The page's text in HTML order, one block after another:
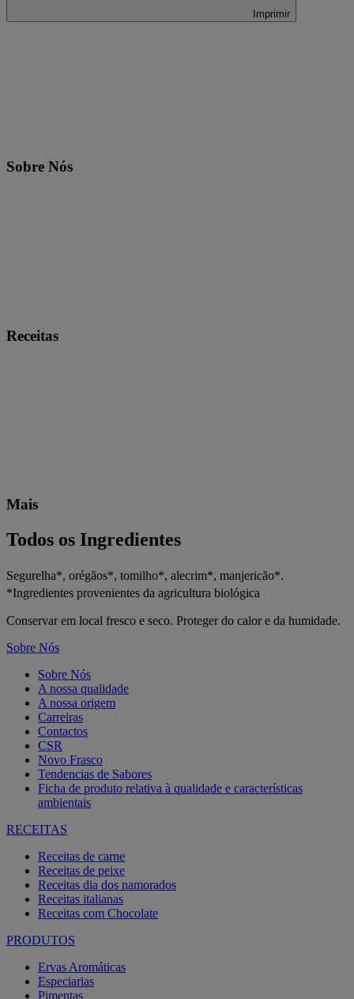
Imprimir
Sobre Nós
Receitas
Mais
Todos os Ingredientes
Segurelha*, orégãos*, tomilho*, alecrim*, manjericão*.
*Ingredientes provenientes da agricultura biológica
Conservar em local fresco e seco. Proteger do calor e da humidade.
Sobre Nós
Sobre Nós
A nossa qualidade
A nossa origem
Carreiras
Contactos
CSR
Novo Frasco
Tendencias de Sabores
Ficha de produto relativa à qualidade e características
ambientais
RECEITAS
Receitas de carne
Receitas de peixe
Receitas dia dos namorados
Receitas italianas
Receitas com Chocolate
PRODUTOS
Ervas Aromáticas
Especiarias
Pimentas